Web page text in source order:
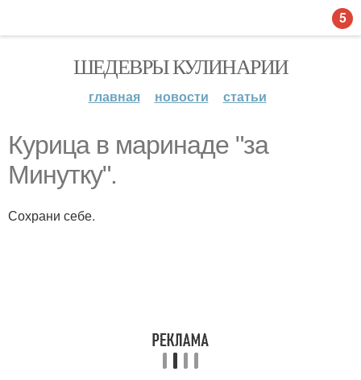
ШЕДЕВРЫ КУЛИНАРИИ
главная новости статьи
Курица в маринаде "за
Минутку".
Сохрани себе.
5